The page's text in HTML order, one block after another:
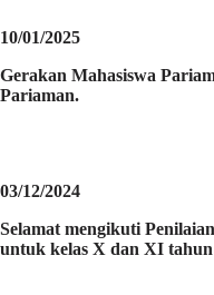
10/01/2025
Gerakan Mahasiswa
Pariaman.
03/12/2024
Selamat mengikuti
untuk kelas X dan XI tahun